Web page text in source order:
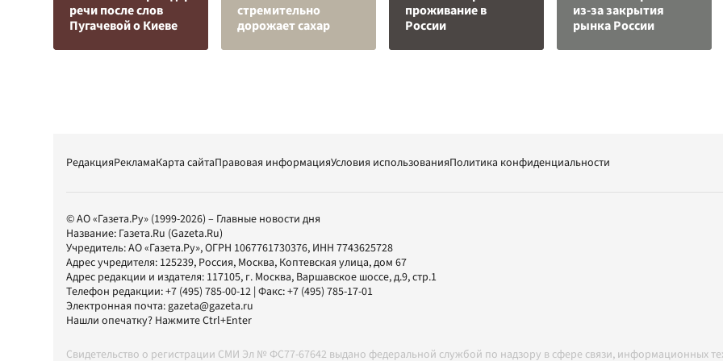
речи после слов
Пугачевой о Киеве
стремительно
дорожает сахар
проживание в
России
из-за закрытия
рынка России
РедакцияРекламаКарта сайтаПравовая информацияУсловия использованияПолитика конфиденциальности
© АО «Газета.Ру» (1999-2026) – Главные новости дня
Название: Газета.Ru (Gazeta.Ru)
Учредитель:АО «Газета.Ру», ОГРН 1067761730376, ИНН 7743625728
Адрес учредителя: 125239, Россия, Москва, Коптевская улица, дом 67
Адрес редакции и издателя: 117105, г. Москва, Варшавское шоссе, д.9, стр.1
Телефон редакции:+7 (495) 785-00-12 | Факс:+7 (495) 785-17-01
Электронная почта:gazeta@gazeta.ru
Нашли опечатку? Нажмите Ctrl+Enter
Свидетельство о регистрации СМИ Эл № ФС77-67642 выдано федеральной службой по надзору в сфере связи, информационных